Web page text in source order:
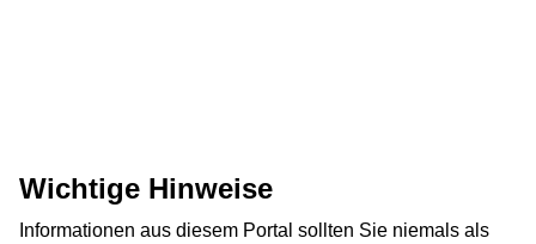
Wichtige Hinweise
Informationen aus diesem Portal sollten Sie niemals als